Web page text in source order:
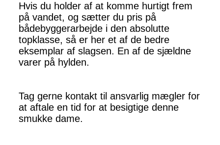
Hvis du holder af at komme hurtigt frem
på vandet, og sætter du pris på
bådebyggerarbejde i den absolutte
topklasse, så er her et af de bedre
eksemplar af slagsen. En af de sjældne
varer på hylden.
Tag gerne kontakt til ansvarlig mægler for
at aftale en tid for at besigtige denne
smukke dame.